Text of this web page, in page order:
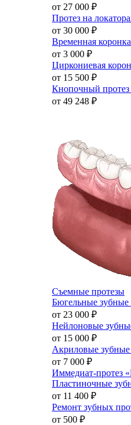
от 27 000 ₽
Протез на
от 30 000 ₽
Временная
от 3 000 ₽
Циркониевая
от 15 500 ₽
Кнопочный протез
от 49 248 ₽
Съемные протезы
Бюгельные зубные
от 23 000 ₽
Нейлоновые
от 15 000 ₽
Акриловые зубные
от 7 000 ₽
Иммедиат-протез
Пластиночные
от 11 400 ₽
Ремонт зубных
от 500 ₽